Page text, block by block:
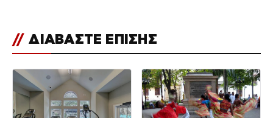
// ΔΙΑΒΑΣΤΕ ΕΠΙΣΗΣ